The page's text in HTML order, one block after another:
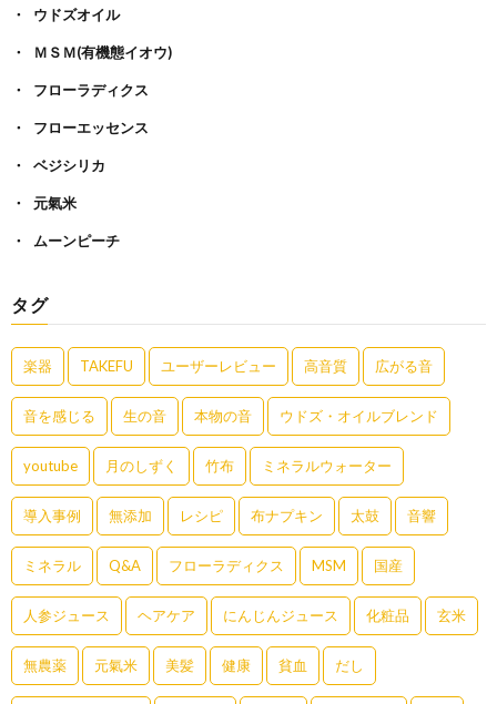
ウドズオイル
ＭＳＭ(有機態イオウ)
フローラディクス
フローエッセンス
ベジシリカ
元氣米
ムーンピーチ
タグ
楽器 TAKEFU ユーザーレビュー 高音質 広がる音
音を感じる 生の音 本物の音 ウドズ・オイルブレンド
youtube 月のしずく 竹布 ミネラルウォーター
導入事例 無添加 レシピ 布ナプキン 太鼓 音響
ミネラル Q&A フローラディクス MSM 国産
人参ジュース ヘアケア にんじんジュース 化粧品 玄米
無農薬 元氣米 美髪 健康 貧血 だし